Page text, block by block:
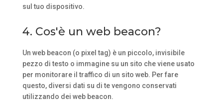
sul tuo dispositivo.
4. Cos'è un web beacon?
Un web beacon (o pixel tag) è un piccolo, invisibile
pezzo di testo o immagine su un sito che viene usato
per monitorare il traffico di un sito web. Per fare
questo, diversi dati su di te vengono conservati
utilizzando dei web beacon.